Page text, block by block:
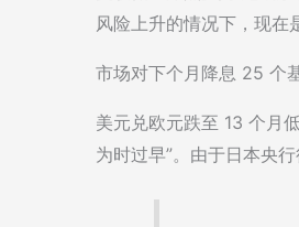
风险上升的情况下，现在
市场对下个月降息 25 个
美元兑欧元跌至 13 个月
为时过早”。由于日本央